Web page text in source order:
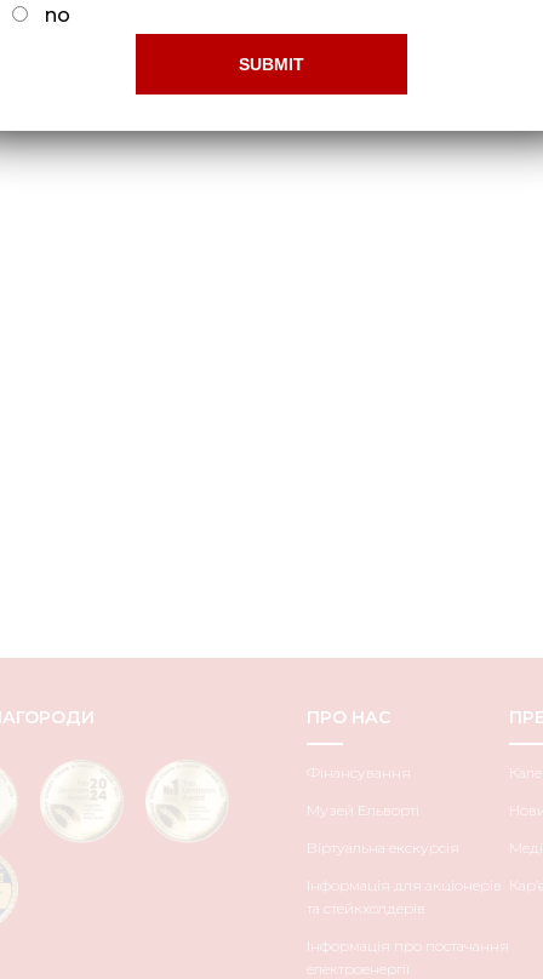
Удлинитель ОЗШ 08.440
Докладніше
ПРО НАС
Фінансування
Музей Ельворті
Віртуальна екскурсія
Інформація для акціонерів
та стейкхолдерів
Інформація про постачання
електроенергії
no